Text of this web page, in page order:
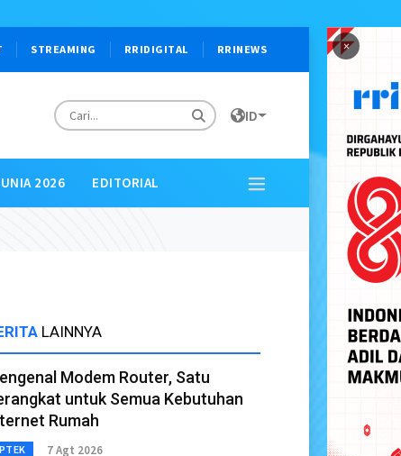
×
STREAMING RRIDIGITAL RRINEWS
ID
2026 EDITORIAL
LAINNYA
Modem Router, Satu
untuk Semua Kebutuhan
Rumah
7 Agt 2026